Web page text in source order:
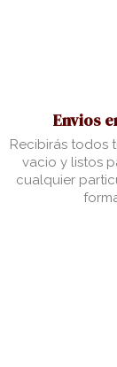
Envios
Recibirás todos
vacio y listos
cualquier